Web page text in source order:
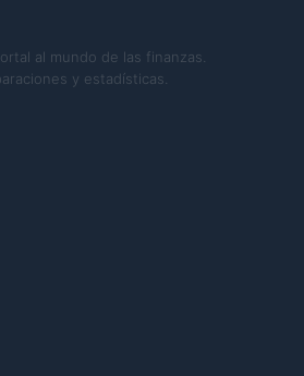
al mundo de las finanzas.
y estadísticas.